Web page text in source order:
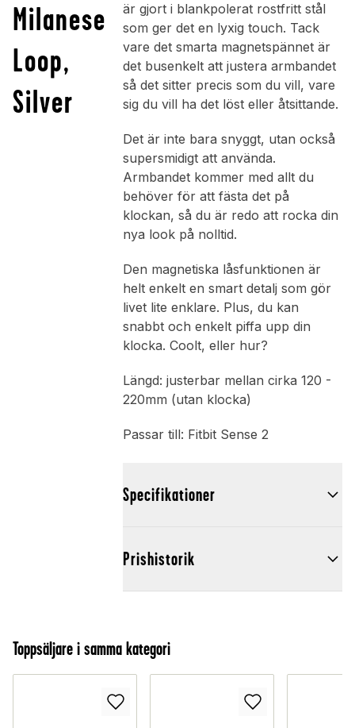
Milanese
Loop,
Silver
är gjort i blankpolerat rostfritt stål
som ger det en lyxig touch. Tack
vare det smarta magnetspännet är
det busenkelt att justera armbandet
så det sitter precis som du vill, vare
sig du vill ha det löst eller åtsittande.
Det är inte bara snyggt, utan också
supersmidigt att använda.
Armbandet kommer med allt du
behöver för att fästa det på
klockan, så du är redo att rocka din
nya look på nolltid.
Den magnetiska låsfunktionen är
helt enkelt en smart detalj som gör
livet lite enklare. Plus, du kan
snabbt och enkelt piffa upp din
klocka. Coolt, eller hur?
Längd: justerbar mellan cirka 120 -
220mm (utan klocka)
Passar till: Fitbit Sense 2
Specifikationer
Prishistorik
Toppsäljare i samma kategori